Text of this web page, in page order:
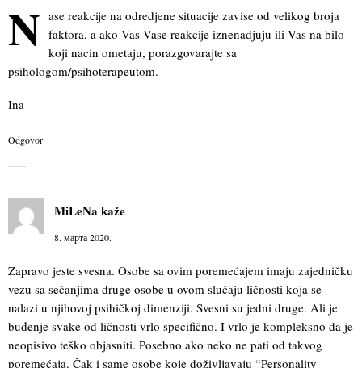
N ase reakcije na odredjene situacije zavise od velikog broja
faktora, a ako Vas Vase reakcije iznenadjuju ili Vas na bilo
koji nacin ometaju, porazgovarajte sa
psihologom/psihoterapeutom.
Ina
Odgovor
MiLeNa kaže
8. марта 2020.
Zapravo jeste svesna. Osobe sa ovim poremećajem imaju zajedničku
vezu sa sećanjima druge osobe u ovom slučaju ličnosti koja se
nalazi u njihovoj psihičkoj dimenziji. Svesni su jedni druge. Ali je
buđenje svake od ličnosti vrlo specifično. I vrlo je kompleksno da je
neopisivo teško objasniti. Posebno ako neko ne pati od takvog
poremećaja. Čak i same osobe koje doživljavaju “Personality